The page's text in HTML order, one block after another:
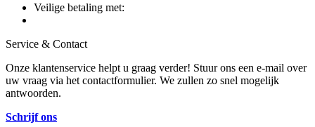
Veilige betaling met:
Service & Contact
Onze klantenservice helpt u graag verder! Stuur ons een e-mail over
uw vraag via het contactformulier. We zullen zo snel mogelijk
antwoorden.
Schrijf ons